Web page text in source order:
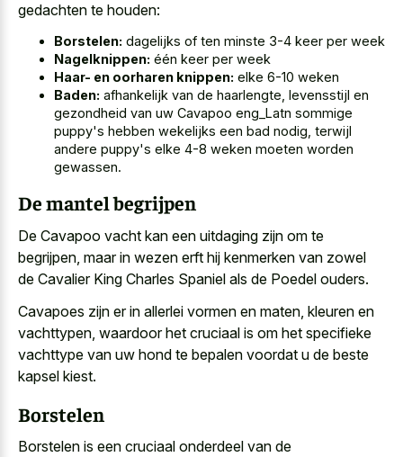
gedachten te houden:
Borstelen: dagelijks of ten minste 3-4 keer per week
Nagelknippen: één keer per week
Haar- en oorharen knippen: elke 6-10 weken
Baden: afhankelijk van de haarlengte, levensstijl en
gezondheid van uw Cavapoo eng_Latn sommige
puppy's hebben wekelijks een bad nodig, terwijl
andere puppy's elke 4-8 weken moeten worden
gewassen.
De mantel begrijpen
De Cavapoo vacht kan een uitdaging zijn om te
begrijpen, maar in wezen erft hij kenmerken van zowel
de Cavalier King Charles Spaniel als de Poedel ouders.
Cavapoes zijn er in allerlei vormen en maten, kleuren en
vachttypen, waardoor het cruciaal is om het specifieke
vachttype van uw hond te bepalen voordat u de beste
kapsel kiest.
Borstelen
Borstelen is een cruciaal onderdeel van de